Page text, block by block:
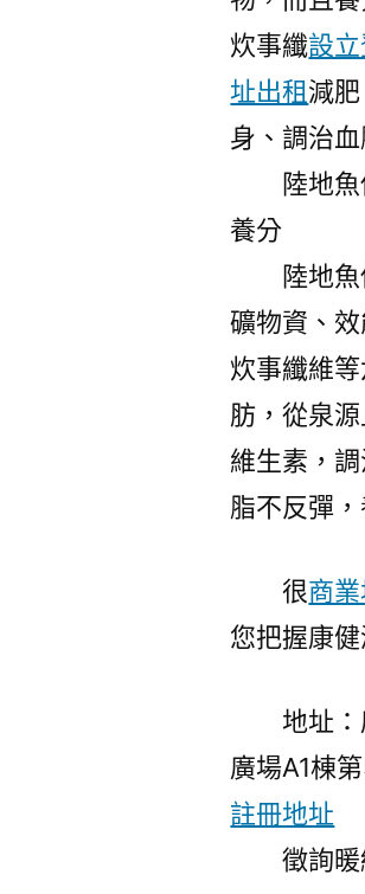
炊事纖設
址出租減
身、調治
陸地魚
養分
陸地魚低
礦物資、
炊事纖維
肪，從泉
維生素，
脂不反彈
很商
您把握康
地址：廣
廣場A1棟
註冊地址
徵詢暖